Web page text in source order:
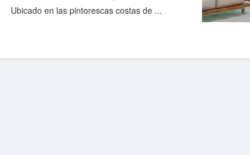
Ubicado en las pintorescas costas de ...